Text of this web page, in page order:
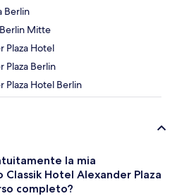
Berlin
Mitte
Plaza Hotel
Plaza Berlin
Plaza Hotel Berlin
la mia
Hotel Alexander Plaza
completo?